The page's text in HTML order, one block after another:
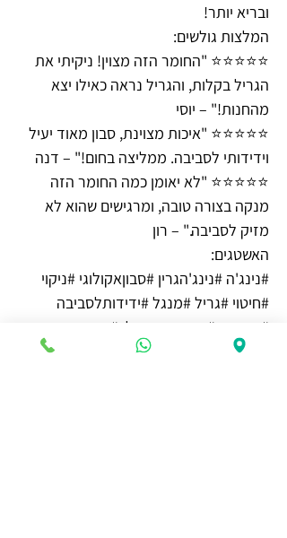
ובריא יותר!
המלצות גולשים:
⭐️⭐️⭐️⭐️⭐️ "החומר הזה מצוין! ניקיתי את
הגריל בקלות, והגריל נראה כאילו יצא
מהחנות!" – יוסי
⭐️⭐️⭐️⭐️⭐️ "איכות מצוינת, סבון מאוד יעיל
וידידותי לסביבה. ממליצה בחום!" – דנה
⭐️⭐️⭐️⭐️⭐️ "לא יאומן כמה החומר הזה
מנקה בצורה טובה, ומרגישים שהוא לא
מזיק לסביבה." – רון
האשטגים:
#נינג'ה #נינג'הגרין #סבוןאקולוגי #ניקוי
#חיטוי #גריל #מנגל #ידידותלסביבה
#בריאות #אנטיבקטריאלי #מכוןהתקנים
#תכשיריםאקולוגיים #ניקויאיכותי